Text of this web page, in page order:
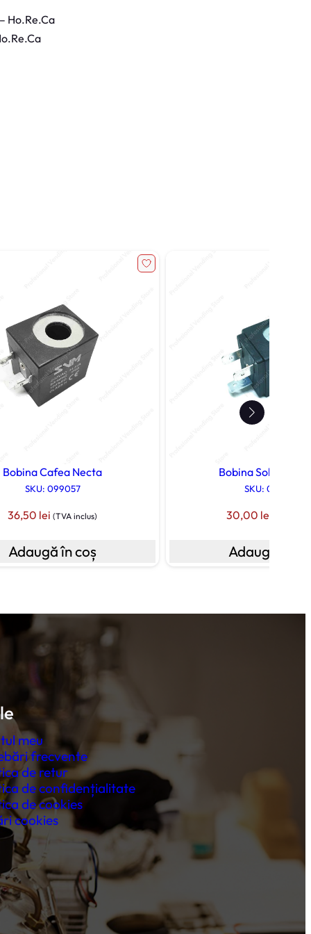
Ho.Re.Ca
Bobina Cafea Necta
SKU: 099057
36,50 lei (TVA inclus)
Adaugă în coș
Bobina Solubile
SKU: 099056
30,00 lei
Adaugă în
meu
frecvente
de retur
de confidențialitate
de cookies
cookies